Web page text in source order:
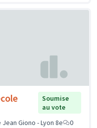
Soumise
au vote
Giono - Lyon 8e
0